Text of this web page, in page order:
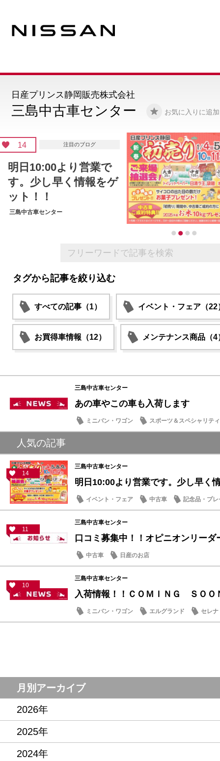
三島中古車センター お気に入りに追加
日産プリンス静岡販売株式会社
11 注目のブログ
口コミ募集中！！オピ
ニオンリーダーになっ
てください
三島中古車センター
タグから記事を絞り込む
すべての記事（1） イベント・フェア（22
お買得車情報（12） メンテナンス商品（4
三島中古車センター
あの車やこの車も入荷します
ミニバン・ワゴン
スポーツ＆スペシャリティ
中古車
人気の記事
14
三島中古車センター
明日10:00より営業です。少し早く
イベント・フェア 中古車 記念品・プレ
11
三島中古車センター
口コミ募集中！！オピニオンリー
中古車 日産のお店
10
三島中古車センター
入荷情報！！ＣＯＭＩＮＧ ＳＯＯ
ミニバン・ワゴン エルグランド セレナ
月別アーカイブ
2026年
2025年
2024年